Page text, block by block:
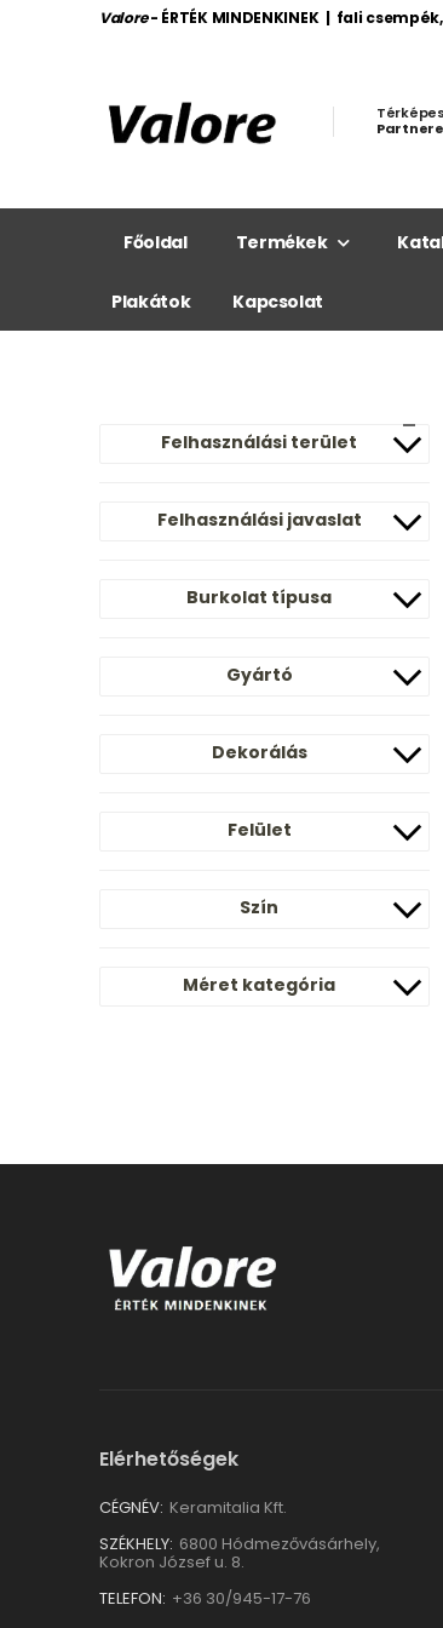
Valore - ÉRTÉK MINDENKINEK | fali
Főoldal Termékek
Plakátok Kapcsolat
Felhasználási terület
Felhasználási javaslat
Burkolat típusa
Gyártó
Dekorálás
Felület
Szín
Méret kategória
Elérhetőségek
CÉGNÉV: Keramitalia Kft.
SZÉKHELY: 6800 Hódmezővásárhely,
Kokron József u. 8.
TELEFON: +36 30/945-17-76